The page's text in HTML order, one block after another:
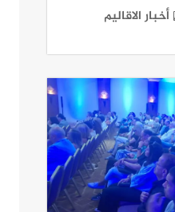
أخبار الاقاليم